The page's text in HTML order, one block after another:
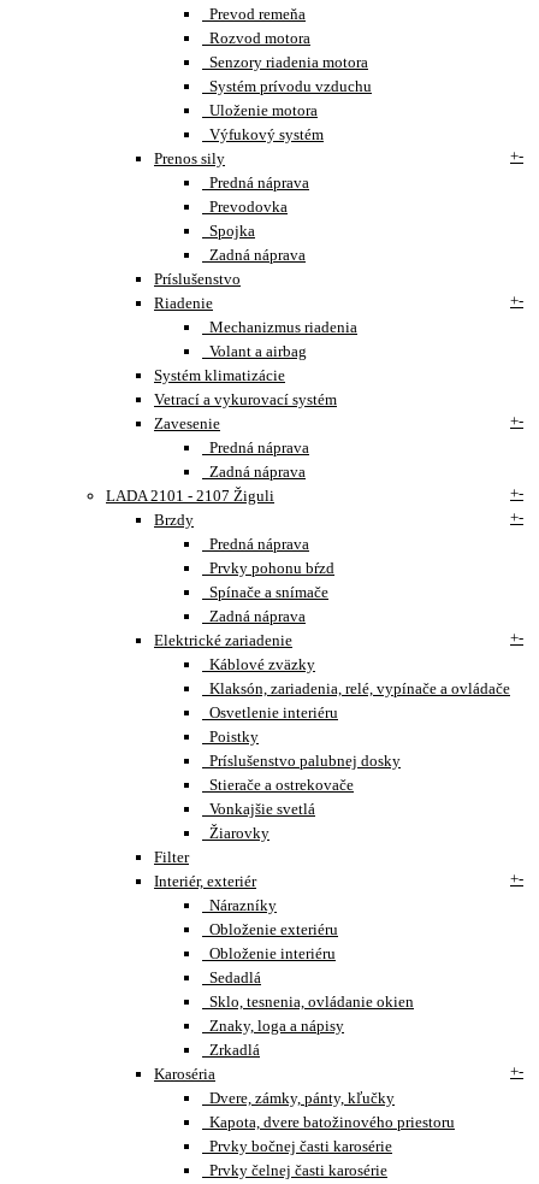
Prevod remeňa
Rozvod motora
Senzory riadenia motora
Systém prívodu vzduchu
Uloženie motora
Výfukový systém
Prenos sily
+-
Predná náprava
Prevodovka
Spojka
Zadná náprava
Príslušenstvo
Riadenie
+-
Mechanizmus riadenia
Volant a airbag
Systém klimatizácie
Vetrací a vykurovací systém
Zavesenie
+-
Predná náprava
Zadná náprava
LADA 2101 - 2107 Žiguli
+-
Brzdy
+-
Predná náprava
Prvky pohonu bŕzd
Spínače a snímače
Zadná náprava
Elektrické zariadenie
+-
Káblové zväzky
Klaksón, zariadenia, relé, vypínače a ovládače
Osvetlenie interiéru
Poistky
Príslušenstvo palubnej dosky
Stierače a ostrekovače
Vonkajšie svetlá
Žiarovky
Filter
Interiér, exteriér
+-
Nárazníky
Obloženie exteriéru
Obloženie interiéru
Sedadlá
Sklo, tesnenia, ovládanie okien
Znaky, loga a nápisy
Zrkadlá
Karoséria
+-
Dvere, zámky, pánty, kľučky
Kapota, dvere batožinového priestoru
Prvky bočnej časti karosérie
Prvky čelnej časti karosérie